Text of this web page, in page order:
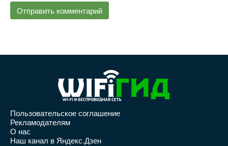
Пользовательское соглашение
Рекламодателям
О нас
Наш канал в Яндекс.Дзен